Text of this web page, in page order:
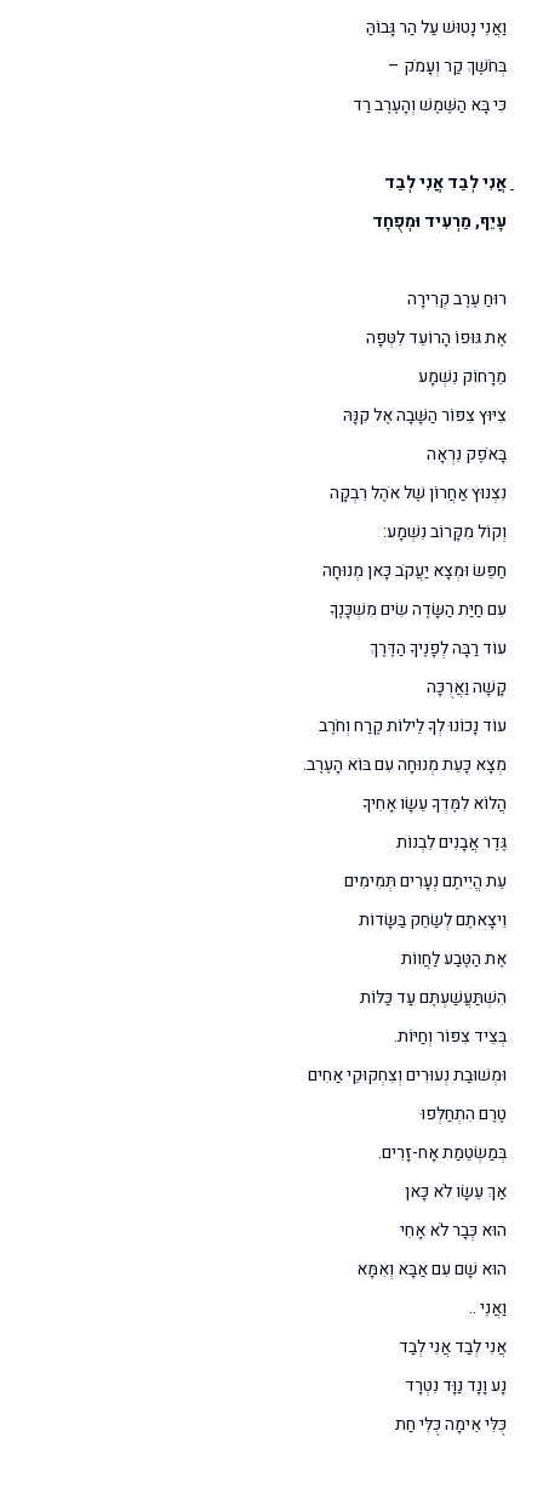
וַאֲנִי נָטוּשׁ עַל הַר גָּבוֹהַּ
בְּחֹשֶׁךְ קַר וְעָמֹק –
כִּי בָּא הַשֶּׁמֶשׁ וְהָעֶרֶב רַד
ַאֲנִי לְבַד אֲנִי לְבַד
עָיֵף, מַרְעִיד וּמְפֻחָד
רוּחַ עֶרֶב קְרִירָה
אֶת גּוּפוֹ הָרוֹעֵד לִטְּפָה
מֵרָחוֹק נִשְׁמָע
צִיּוּץ צִפּוֹר הַשָּׁבָה אֶל קִנָּהּ
בָּאֹפֶק נִרְאָה
נִצְנוּץ אַחֲרוֹן שֶׁל אֹהֶל רִבְקָה
וְקוֹל מִקָּרוֹב נִשְׁמָע:
חַפֵּשׂ וּמְצָא יַעֲקֹב כָּאן מְנוּחָה
עִם חַיַּת הַשָּׂדֶה שִׂים מִשְׁכָּנֶךָ
עוֹד רַבָּה לְפָנֶיךָ הַדֶּרֶךְ
קָשָׁה וַאֲרֻכָּה
עוֹד נָכוֹנוּ לְךָ לֵילוֹת קֶרַח וְחֹרֶב
מְצָא כָּעֵת מְנוּחָה עִם בּוֹא הָעֶרֶב.
הֲלוֹא לִמֶּדְךָ עֵשָׂו אָחִיךָ
גֶּדֶר אֲבָנִים לִבְנוֹת
עֵת הֱיִיתֶם נְעָרִים תְּמִימִים
וִיצָאתֶם לְשַׂחֵק בַּשָּׂדוֹת
אֶת הַטֶּבַע לַחֲווֹת
הִשְׁתַּעֲשַׁעְתֶּם עַד כַּלּוֹת
בְּצֵיד צִפּוֹר וְחַיּוֹת.
וּמְשׁוּבַת נְעוּרִים וְצִחְקוּקֵי אַחִים
טֶרֶם הִתְחַלְּפוּ
בְּמַשְׂטֵמַת אָח-זָרִים.
אַךְ עֵשָׂו לֹא כָּאן
הוּא כְּבָר לֹא אָחִי
הוּא שָׁם עִם אַבָּא וְאִמָּא
וַאֲנִי ..
אֲנִי לְבַד אֲנִי לְבַד
נָע וָנָד נַוָּד נִטְרָד
כֻּלִּי אֵימָה כֻּלִּי חַת